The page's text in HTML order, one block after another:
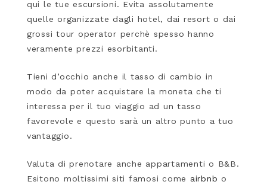
qui le tue escursioni. Evita assolutamente
quelle organizzate dagli hotel, dai resort o dai
grossi tour operator perchè spesso hanno
veramente prezzi esorbitanti.
Tieni d’occhio anche il tasso di cambio in
modo da poter acquistare la moneta che ti
interessa per il tuo viaggio ad un tasso
favorevole e questo sarà un altro punto a tuo
vantaggio.
Valuta di prenotare anche appartamenti o B&B.
Esitono moltissimi siti famosi come airbnb o